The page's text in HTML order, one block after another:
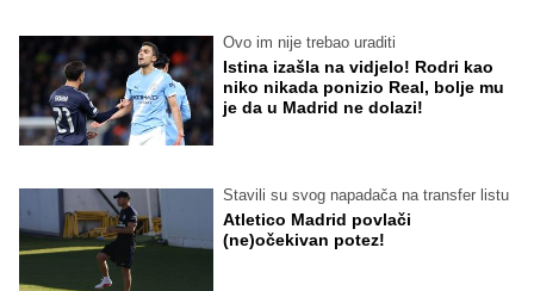
Ovo im nije trebao uraditi
Istina izašla na vidjelo! Rodri kao
niko nikada ponizio Real, bolje mu
je da u Madrid ne dolazi!
Stavili su svog napadača na transfer listu
Atletico Madrid povlači
(ne)očekivan potez!